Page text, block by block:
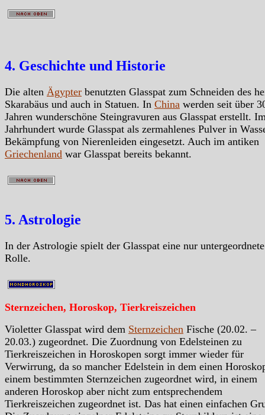
4. Geschichte und Historie
Die alten Ägypter benutzten Glasspat zum Schneiden des
Skarabäus und auch in Statuen. In China werden seit über
Jahren wunderschöne Steingravuren aus Glasspat erstellt.
Jahrhundert wurde Glasspat als zermahlenes Pulver in
Bekämpfung von Nierenleiden eingesetzt. Auch im antiken
Griechenland war Glasspat bereits bekannt.
5. Astrologie
In der Astrologie spielt der Glasspat eine nur untergeordnete
Rolle.
Sternzeichen, Horoskop, Tierkreiszeichen
Violetter Glasspat wird dem Sternzeichen Fische (20.02. –
20.03.) zugeordnet. Die Zuordnung von Edelsteinen zu
Tierkreiszeichen in Horoskopen sorgt immer wieder für
Verwirrung, da so mancher Edelstein in dem einen
einem bestimmten Sternzeichen zugeordnet wird, in einem
anderen Horoskop aber nicht zum entsprechendem
Tierkreiszeichen zugeordnet ist. Das hat einen einfachen